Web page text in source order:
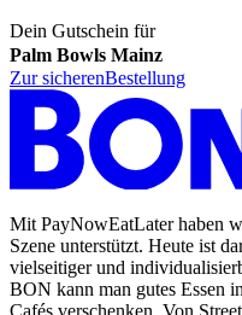
Dein Gutschein für
Palm Bowls Mainz
Zur sicherenBestellung
Mit PayNowEatLater haben
Szene unterstützt. Heute ist
vielseitiger und
BON kann man gutes Essen